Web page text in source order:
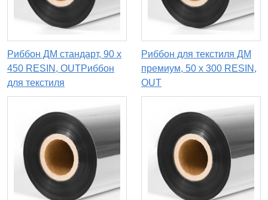
Риббон ДМ стандарт, 90 x
450 RESIN, OUTРиббон
для текстиля
Риббон для текстиля ДМ
премиум, 50 х 300 RESIN,
OUT